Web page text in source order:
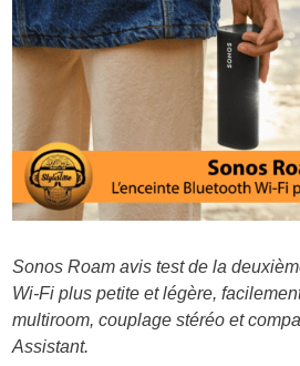
Sonos Roam avis test de la
Wi-Fi plus petite et légère,
multiroom, couplage stéréo et
Assistant.